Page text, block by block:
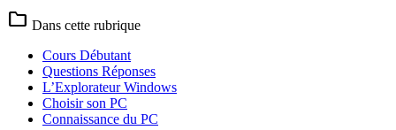
folder Dans cette rubrique
Cours Débutant
Questions Réponses
L’Explorateur Windows
Choisir son PC
Connaissance du PC